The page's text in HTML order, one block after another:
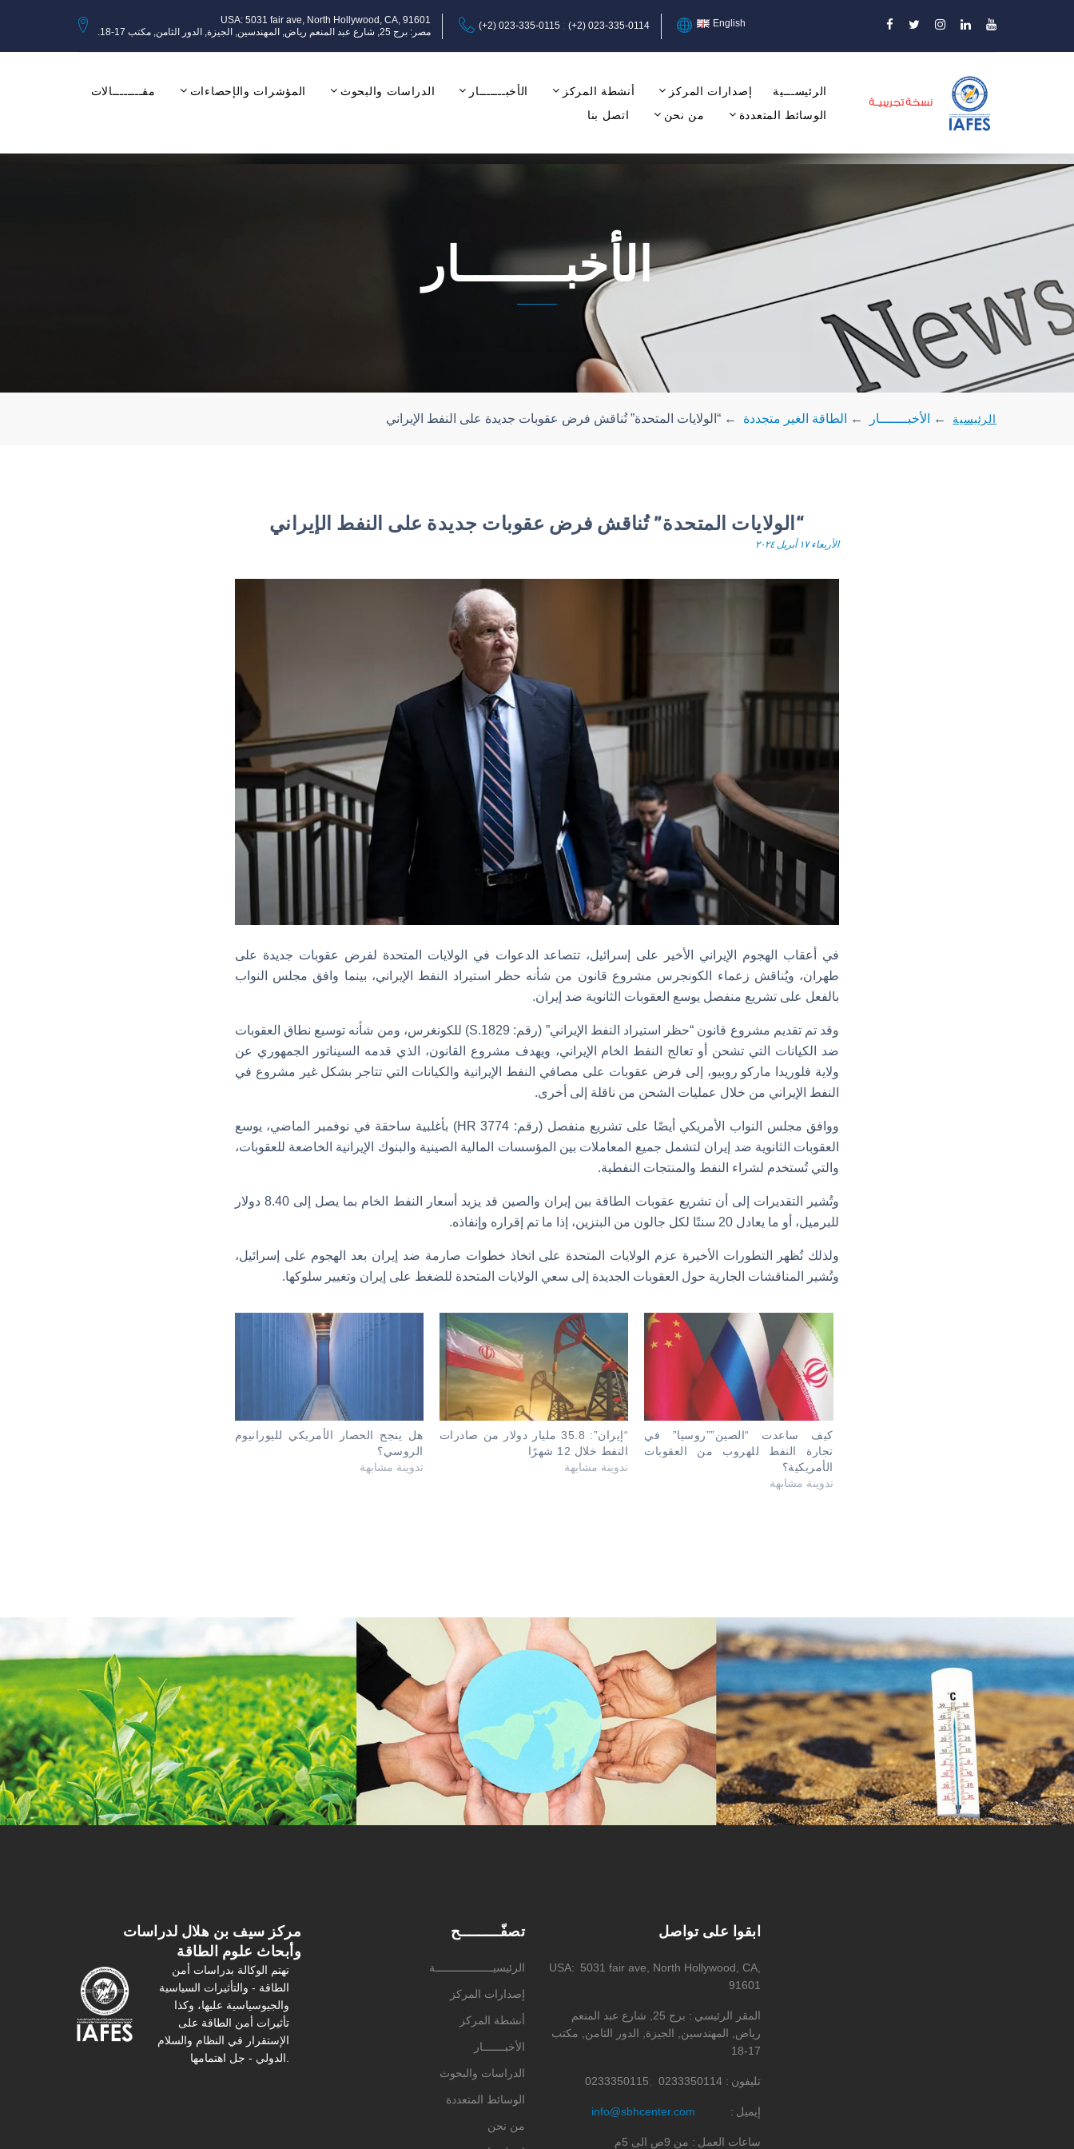
USA: 5031 fair ave, North Hollywood, CA, 91601
مصر: برج 25, شارع عبد المنعم رياض, المهندسين, الجيزة, الدور الثامن, مكتب 17-18.
(+2) 023-335-0115 (+2) 023-335-0114 English
الرئيســـية إصدارات المركز أنشطة المركز الأخبـــــــار الدراسات والبحوث المؤشرات والإحصاءات
مقــــــــالات
الوسائط المتعددة
من نحن اتصل بنا
الأخبـــــــار
الرئيسية ← الأخبـــــــار ← الطاقة الغير متجددة ← “الولايات المتحدة” تُناقش فرض عقوبات جديدة على النفط الإيراني
“الولايات المتحدة” تُناقش فرض عقوبات جديدة على النفط الإيراني
الأربعاء ١٧ أبريل ٢٠٢٤
في أعقاب الهجوم الإيراني الأخير على إسرائيل، تتصاعد الدعوات في الولايات المتحدة لفرض عقوبات جديدة على
طهران، ويُناقش زعماء الكونجرس مشروع قانون من شأنه حظر استيراد النفط الإيراني، بينما وافق مجلس النواب
بالفعل على تشريع منفصل يوسع العقوبات الثانوية ضد إيران.
وقد تم تقديم مشروع قانون “حظر استيراد النفط الإيراني” (رقم: S.1829) للكونغرس، ومن شأنه توسيع نطاق العقوبات
ضد الكيانات التي تشحن أو تعالج النفط الخام الإيراني، ويهدف مشروع القانون، الذي قدمه السيناتور الجمهوري عن
ولاية فلوريدا ماركو روبيو، إلى فرض عقوبات على مصافي النفط الإيرانية والكيانات التي تتاجر بشكل غير مشروع في
النفط الإيراني من خلال عمليات الشحن من ناقلة إلى أخرى.
ووافق مجلس النواب الأمريكي أيضًا على تشريع منفصل (رقم: HR 3774) بأغلبية ساحقة في نوفمبر الماضي، يوسع
العقوبات الثانوية ضد إيران لتشمل جميع المعاملات بين المؤسسات المالية الصينية والبنوك الإيرانية الخاضعة للعقوبات،
والتي تُستخدم لشراء النفط والمنتجات النفطية.
وتُشير التقديرات إلى أن تشريع عقوبات الطاقة بين إيران والصين قد يزيد أسعار النفط الخام بما يصل إلى 8.40 دولار
للبرميل، أو ما يعادل 20 سنتًا لكل جالون من البنزين، إذا ما تم إقراره وإنفاذه.
ولذلك تُظهر التطورات الأخيرة عزم الولايات المتحدة على اتخاذ خطوات صارمة ضد إيران بعد الهجوم على إسرائيل،
وتُشير المناقشات الجارية حول العقوبات الجديدة إلى سعي الولايات المتحدة للضغط على إيران وتغيير سلوكها.
هل ينجح الحصار الأمريكي لليورانيوم
الروسي؟
تدوينة مشابهة
“إيران”: 35.8 مليار دولار من صادرات
النفط خلال 12 شهرًا
تدوينة مشابهة
كيف ساعدت “الصين””روسيا” في
تجارة النفط للهروب من العقوبات
الأمريكية؟
تدوينة مشابهة
مركز سیف بن هلال لدراسات
وأبحاث علوم الطاقة
تهتم الوكالة بدراسات أمن
الطاقة - والتأثیرات السیاسیة
والجیوسیاسیة عليها، وكذا
تأثیرات أمن الطاقة على
الإستقرار في النظام والسلام
تصفّـــــــــح
الرئيسيــــــــــــــــــة
إصدارات المركز
أنشطة المركز
الأخبـــــــار
الدراسات والبحوث
الوسائط المتعددة
من نحن
ابقوا على تواصل
USA
5031 fair ave, North Hollywood, CA,
91601
المقر الرئيسي
برج 25, شارع عبد المنعم
رياض, المهندسين, الجيزة, الدور الثامن, مكتب
17-18
تليفون 0233350114
0233350115
إيميل info@sbhcenter.com
ساعات العمل من 9ص الى 5م